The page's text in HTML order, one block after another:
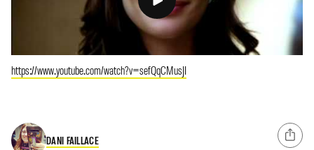
https://www.youtube.com/watch?v=sefQqCMusJI
DANI FAILLACE